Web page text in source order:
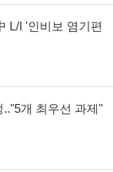
L/I '인비보 염기편
개 최우선 과제"